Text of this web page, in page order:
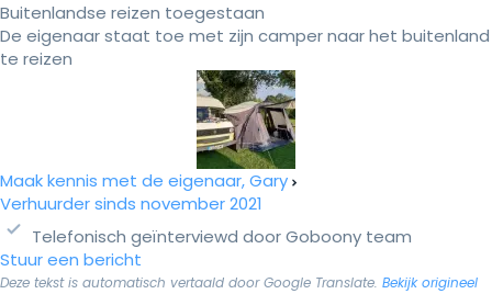
Buitenlandse reizen toegestaan
De eigenaar staat toe met zijn camper naar het buitenland
te reizen
Maak kennis met de eigenaar, Gary
Verhuurder sinds november 2021
Telefonisch geïnterviewd door Goboony team
Stuur een bericht
Deze tekst is automatisch vertaald door Google Translate. Bekijk origineel